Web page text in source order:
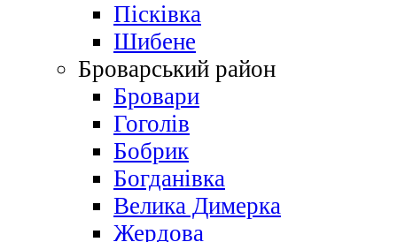
Пісківка
Шибене
Броварський район
Бровари
Гоголів
Бобрик
Богданівка
Велика Димерка
Жердова